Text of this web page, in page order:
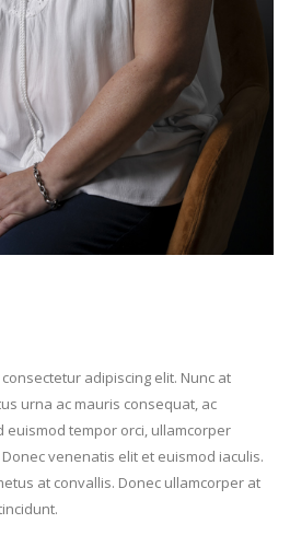
adipiscing elit. Nunc at
urna ac mauris consequat, ac
euismod tempor orci, ullamcorper
venenatis elit et euismod iaculis.
at convallis. Donec ullamcorper at